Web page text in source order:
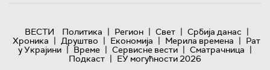
ВЕСТИ Политика | Регион | Свет | Србија данас |
Хроника | Друштво | Економија | Мерила времена | Рат
у Украјини | Време | Сервисне вести | Сматрачница |
Подкаст | ЕУ могућности 2026